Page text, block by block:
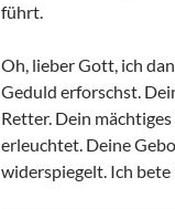
führt.
Oh, lieber Gott, ich
Geduld erforschst.
Retter. Dein
erleuchtet. Deine
widerspiegelt. Ich bete